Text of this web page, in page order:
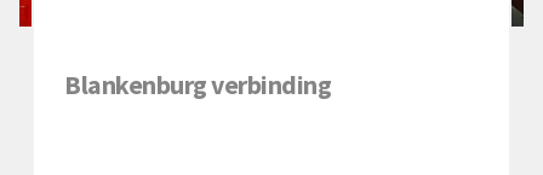
Blankenburg verbinding